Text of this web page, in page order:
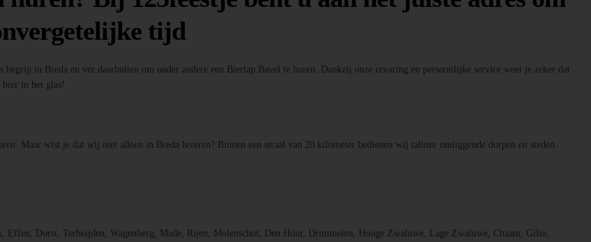
tijd
in Breda en ver daarbuiten om onder andere een Biertap Bavel te huren. Dankzij onze ervaring en persoonlijke service weet je zeker dat
in het glas!
Maar wist je dat wij niet alleen in Breda leveren? Binnen een straal van 20 kilometer bedienen wij talloze omliggende dorpen en steden.
Effen, Dorst, Terheijden, Wagenberg, Made, Rijen, Molenschot, Den Hout, Drimmelen, Hooge Zwaluwe, Lage Zwaluwe, Chaam, Gilze,